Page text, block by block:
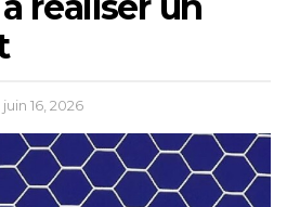
juin 16, 2026